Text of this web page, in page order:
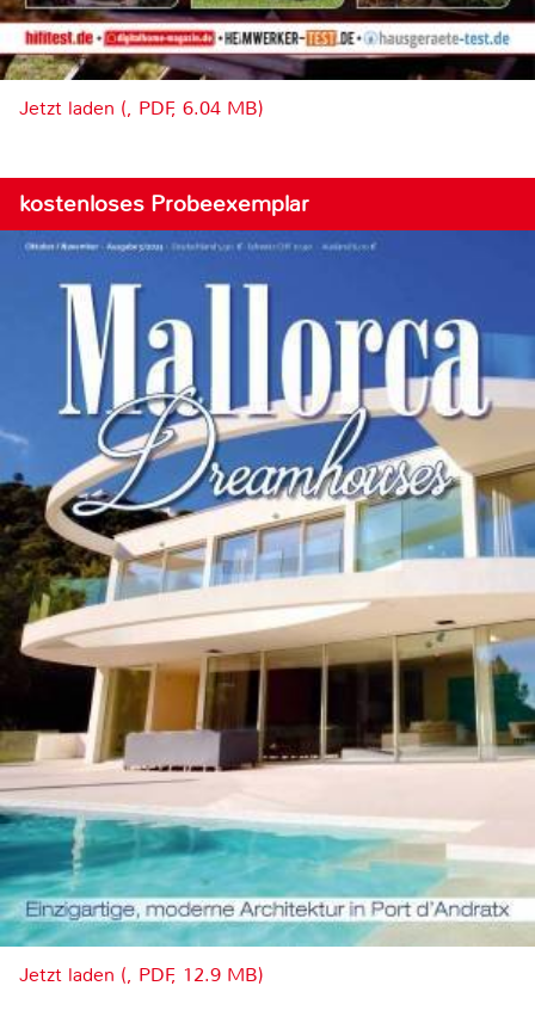
Jetzt laden (, PDF, 6.04 MB)
kostenloses Probeexemplar
Jetzt laden (, PDF, 12.9 MB)